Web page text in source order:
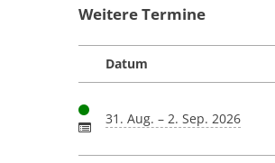
Weitere Termine
Datum
31. Aug. – 2. Sep. 2026